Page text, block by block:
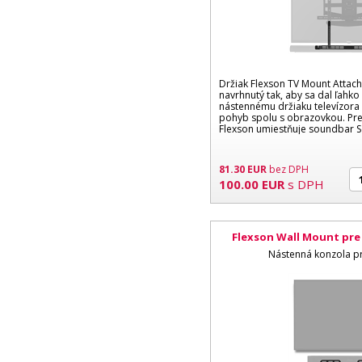
Držiak Flexson TV Mount
navrhnutý tak, aby sa dal
nástennému držiaku
pohyb spolu s obrazovkou.
Flexson umiestňuje soundbar
81.30 EURbez DPH
100.00 EUR s DPH
Flexson Wall Mount
Nástenná konzola